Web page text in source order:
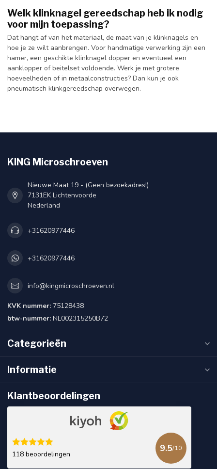
Welk klinknagel gereedschap heb ik nodig
voor mijn toepassing?
Dat hangt af van het materiaal, de maat van je klinknagels en
hoe je ze wilt aanbrengen. Voor handmatige verwerking zijn een
hamer, een geschikte klinknagel dopper en eventueel een
aanklopper of beitelset voldoende. Werk je met grotere
hoeveelheden of in metaalconstructies? Dan kun je ook
pneumatisch klinkgereedschap overwegen.
KING Microschroeven
Nieuwe Maat 19 - (Geen bezoekadres!)
7131EK Lichtenvoorde
Nederland
+31620977446
+31620977446
info@kingmicroschroeven.nl
KVK nummer: 75128438
btw-nummer: NL002315250B72
Categorieën
Informatie
Klantbeoordelingen
118 beoordelingen
9.5/10